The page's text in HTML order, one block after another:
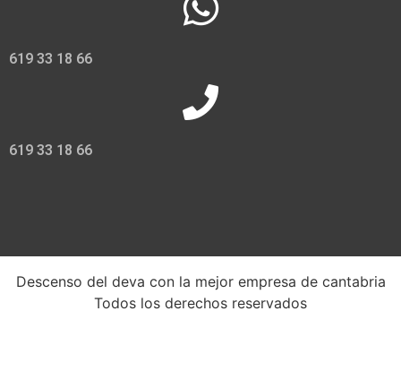
619 33 18 66
619 33 18 66
Descenso del deva con la mejor empresa de cantabria
Todos los derechos reservados